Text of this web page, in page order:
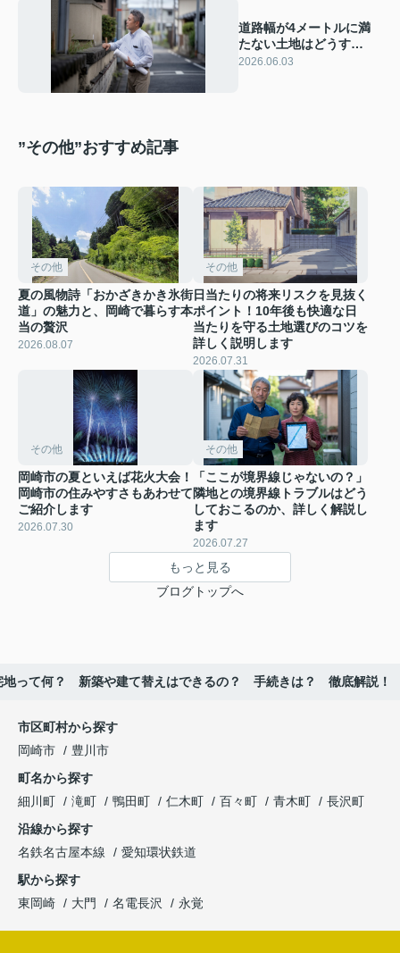
道路幅が4メートルに満
たない土地はどうす
る？ 狭あい道路とセッ
2026.06.03
”その他”おすすめ記事
その他
夏の風物詩「おかざきかき氷街
道」の魅力と、岡崎で暮らす本
当の贅沢
2026.08.07
その他
日当たりの将来リスクを見抜く
ポイント！10年後も快適な日
当たりを守る土地選びのコツを
詳しく説明します
2026.07.31
その他
岡崎市の夏といえば花火大会！
岡崎市の住みやすさもあわせて
ご紹介します
2026.07.30
その他
「ここが境界線じゃないの？」
隣地との境界線トラブルはどう
しておこるのか、詳しく解説し
ます
2026.07.27
もっと見る
ブログトップへ
地って何？ 新築や建て替えはできるの？ 手続きは？ 徹底解説！
市区町村から探す
岡崎市
豊川市
町名から探す
細川町
滝町 鴨田町 仁木町 百々町 青木町
長沢町
沿線から探す
名鉄名古屋本線
愛知環状鉄道
駅から探す
東岡崎
大門 名電長沢 永覚